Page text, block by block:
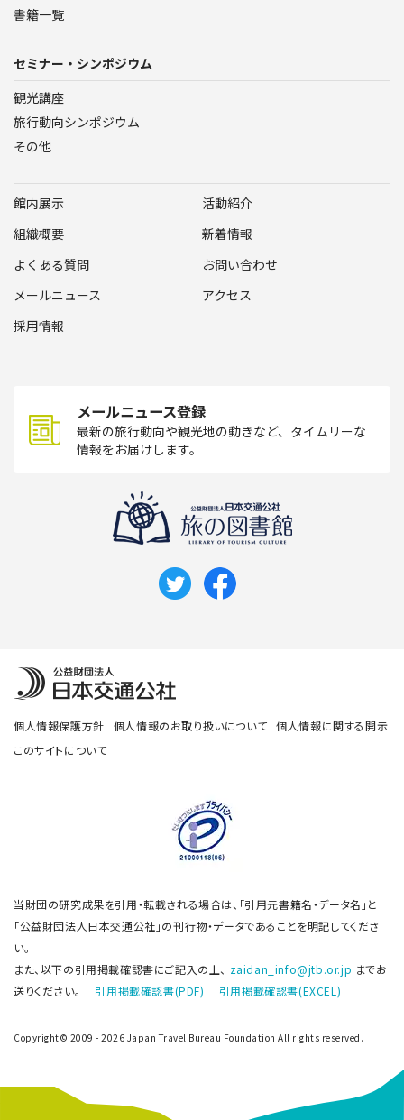
書籍一覧
セミナー・シンポジウム
観光講座
旅行動向シンポジウム
その他
館内展示
活動紹介
組織概要
新着情報
よくある質問
お問い合わせ
メールニュース
アクセス
採用情報
メールニュース登録
最新の旅行動向や観光地の動きなど、タイムリーな
情報をお届けします。
個人情報保護方針 個人情報のお取り扱いについて
個人情報に関する開示
このサイトについて
当財団の研究成果を引用・転載される場合は、「引用元書籍名・データ名」と
「公益財団法人日本交通公社」の刊行物・データであることを明記してくださ
い。
また、以下の引用掲載確認書にご記入の上、 zaidan_info@jtb.or.jp までお
送りください。 引用掲載確認書(PDF) 引用掲載確認書(EXCEL)
Copyright© 2009 - 2026 Japan Travel Bureau Foundation All rights reserved.